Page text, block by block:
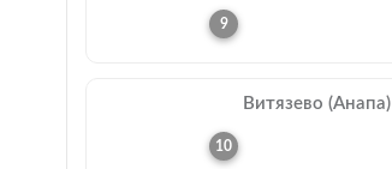
Витязево (Анапа)